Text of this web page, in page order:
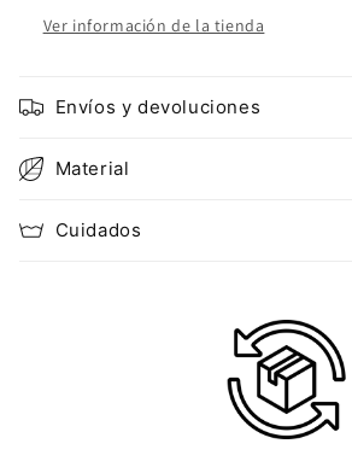
Ver información de la tienda
Envíos y devoluciones
Material
Cuidados